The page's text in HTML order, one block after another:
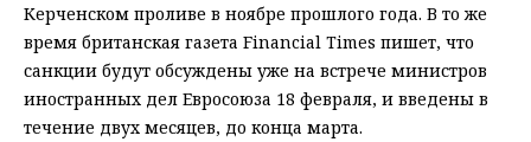
Керченском проливе в ноябре прошлого года. В то же
время британская газета Financial Times пишет, что
санкции будут обсуждены уже на встрече министров
иностранных дел Евросоюза 18 февраля, и введены в
течение двух месяцев, до конца марта.